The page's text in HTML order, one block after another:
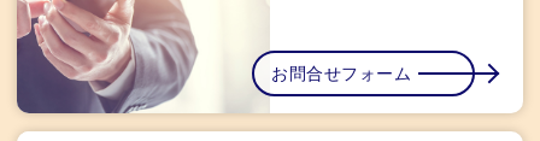
お問合せフォーム